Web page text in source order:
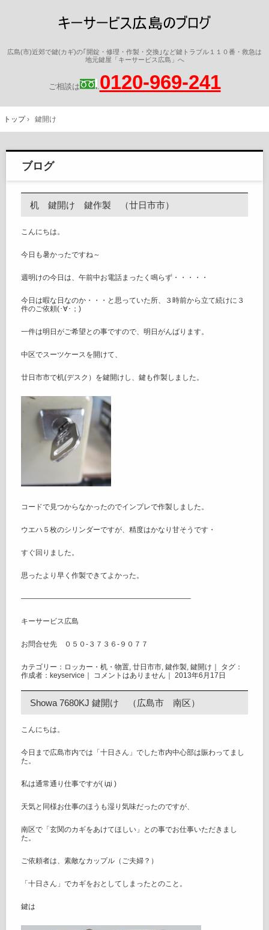
広島(市)近郊で鍵(カギ)の｢開錠・修理・作製・交換｣など鍵トラブル１１０番・救急は
地元鍵屋「キーサービス広島」へ
ご相談は .0120-969-241
トップ› 鍵開け
ブログ
机 鍵開け 鍵作製 （廿日市市）
こんにちは。
今日も暑かったですね～
週明けの今日は、午前中お電話まったく鳴らず・・・・・
今日は暇な日なのか・・・と思っていた所、３時前から立て続けに３
件のご依頼(･∀･；)
一件は明日がご希望との事ですので、明日がんばります。
中区でスーツケースを開けて、
廿日市市で机(デスク）を鍵開けし、鍵も作製しました。
コードで見つからなかったのでインプレで作製しました。
ウエハ５枚のシリンダーですが、精度はかなり甘そうです・
すぐ回りました。
思ったより早く作製できてよかった。
———————————————————————–
キーサービス広島
お問合せ先 ０５０‐３７３６‐９０７７
カテゴリー： ロッカー・机・物置, 廿日市市, 鍵作製, 鍵開け ｜ タグ：
作成者：keyservice｜ コメントはありません ｜ 2013年6月17日
Showa 7680KJ 鍵開け （広島市 南区）
こんにちは。
今日まで広島市内では「十日さん」でした市内中心部は賑わってまし
た。
私は通常通り仕事ですが( iдi )
天気と同様お仕事のほうも湿り気味だったのですが、
南区で「玄関のカギをあけてほしい」との事でお仕事いただきまし
た。
ご依頼者は、素敵なカップル（ご夫婦？）
「十日さん」でカギをおとしてしまったとのこと。
鍵は